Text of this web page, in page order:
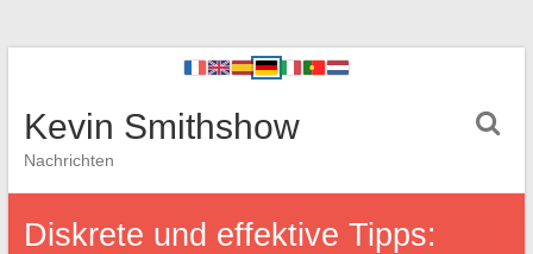
Kevin Smithshow
Nachrichten
Diskrete und effektive Tipps: